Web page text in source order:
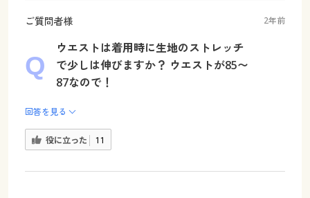
ご質問者様 2年前
ウエストは着用時に生地のストレッチ
で少しは伸びますか？ ウエストが85〜
87なので！
回答を見る
役に立った 11